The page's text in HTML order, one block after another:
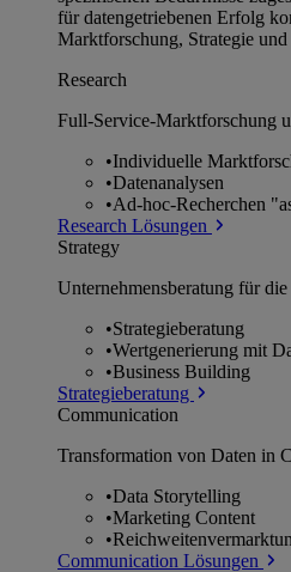
für datengetriebenen Erfolg
Marktforschung, Strategie
Research
Full-Service-Marktforschung
•Individuelle
•Datenanalysen
•Ad-hoc-Recherchen
Research Lösungen
Strategy
Unternehmens­beratung für
•Strategieberatung
•Wertgenerierung mit
•Business Building
Strategieberatung
Communication
Transformation von Daten in
•Data Storytelling
•Marketing Content
•
Communication Lösungen